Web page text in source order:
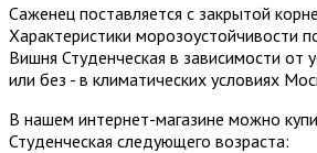
Саженец поставляется с закрытой
Характеристики морозоустойчивости
Вишня Студенческая в зависимости от
или без - в климатических условиях
В нашем интернет-магазине можно
Студенческая следующего возраста: